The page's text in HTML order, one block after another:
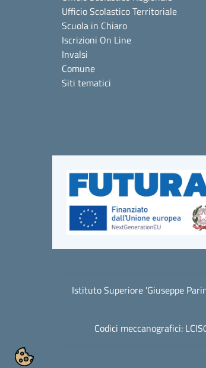
Ufficio Scolastico Territoriale
Scuola in Chiaro
Iscrizioni On Line
Invalsi
Comune
Siti tematici
Istituto Superiore 'Giuseppe
Codici meccanografici: